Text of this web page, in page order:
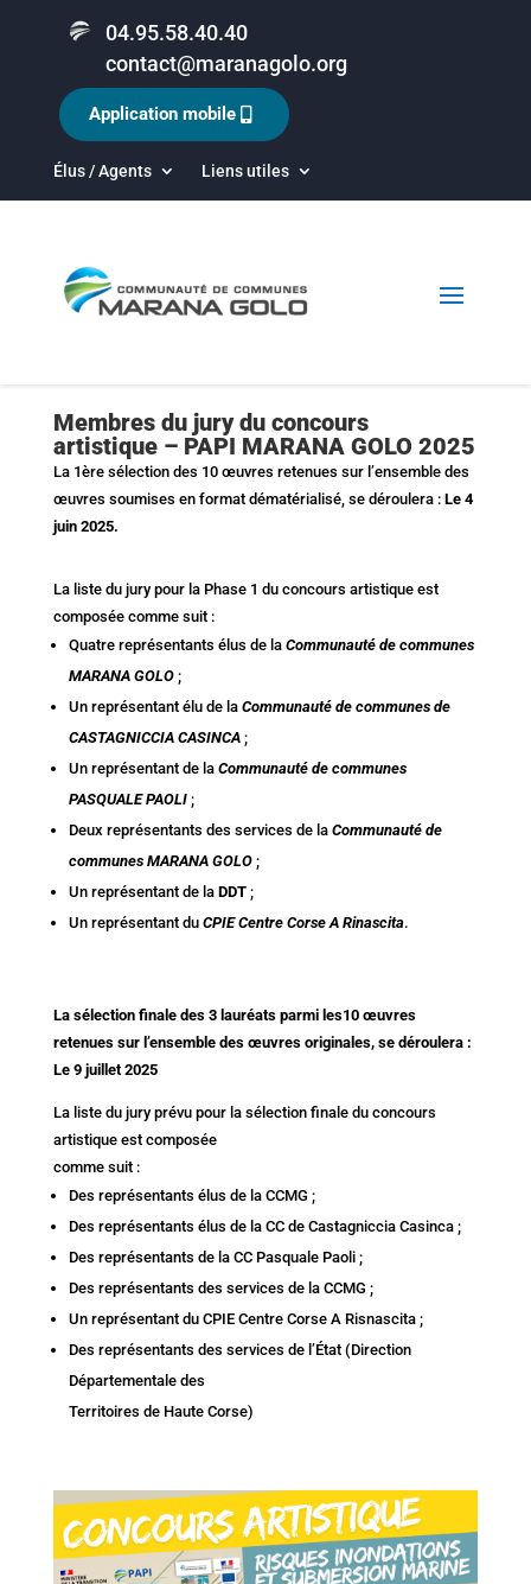
04.95.58.40.40
contact@maranagolo.org
Élus / Agents Liens utiles
Application mobile
Membres du jury du concours
artistique – PAPI MARANA GOLO 2025
La 1ère sélection des 10 œuvres retenues sur l’ensemble des
œuvres soumises en format dématérialisé, se déroulera : Le 4
juin 2025.
La liste du jury pour la Phase 1 du concours artistique est
composée comme suit :
Quatre représentants élus de la Communauté de communes
MARANA GOLO;
Un représentant élu de la Communauté de communes de
CASTAGNICCIA CASINCA;
Un représentant de la Communauté de communes
PASQUALE PAOLI;
Deux représentants des services de la Communauté de
communes MARANA GOLO;
Un représentant de la DDT;
Un représentant du CPIE Centre Corse A Rinascita.
La sélection finale des 3 lauréats parmi les10 œuvres
retenues sur l’ensemble des œuvres originales, se déroulera :
Le 9 juillet 2025
La liste du jury prévu pour la sélection finale du concours
artistique est composée
comme suit :
Des représentants élus de la CCMG ;
Des représentants élus de la CC de Castagniccia Casinca ;
Des représentants de la CC Pasquale Paoli ;
Des représentants des services de la CCMG ;
Un représentant du CPIE Centre Corse A Risnascita ;
Des représentants des services de l’État (Direction
Départementale des
Territoires de Haute Corse)